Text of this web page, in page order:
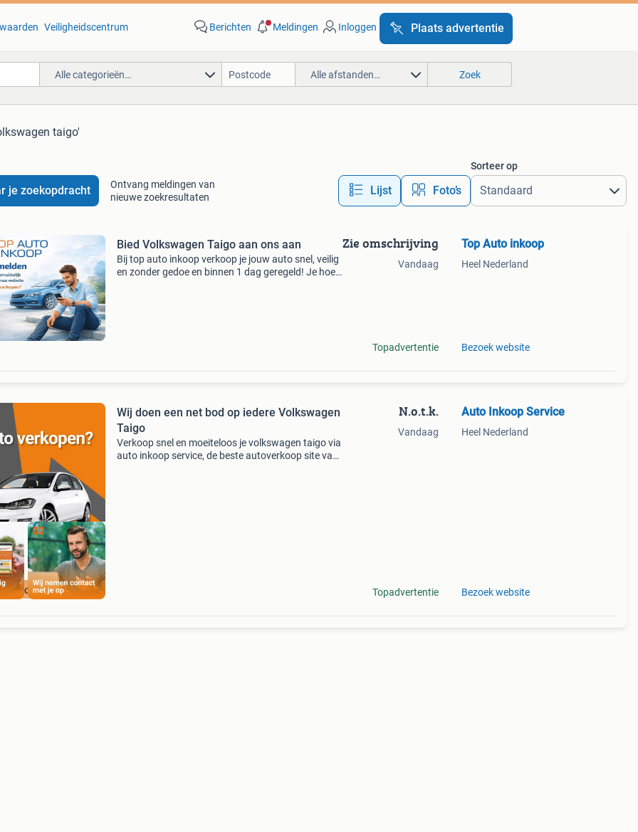
Veiligheidscentrum Berichten Meldingen Inloggen Plaats advertentie
Alle categorieën… Alle afstanden… Zoek
taigo'
je zoekopdracht
Ontvang meldingen van
nieuwe zoekresultaten
Lijst Foto’s
Sorteer op
Bied Volkswagen Taigo aan ons aan
Bij top auto inkoop verkoop je jouw auto snel, veilig
en zonder gedoe en binnen 1 dag geregeld! Je hoeft
Zie omschrijving
Vandaag
Topadvertentie
Top Auto inkoop
Heel Nederland
Bezoek website
Wij doen een net bod op iedere Volkswagen
Taigo
Verkoop snel en moeiteloos je volkswagen taigo via
auto inkoop service, de beste autoverkoop site van
N.o.t.k.
Vandaag
Topadvertentie
Auto Inkoop Service
Heel Nederland
Bezoek website